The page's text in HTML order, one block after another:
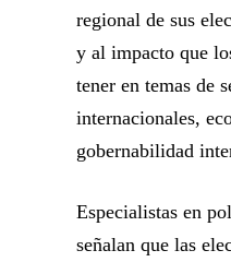
regional de sus
y al impacto que
tener en temas de
internacionales,
gobernabilidad
Especialistas en
señalan que las